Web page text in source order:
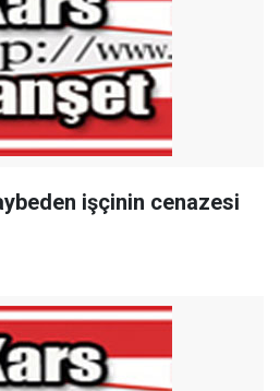
işçinin cenazesi